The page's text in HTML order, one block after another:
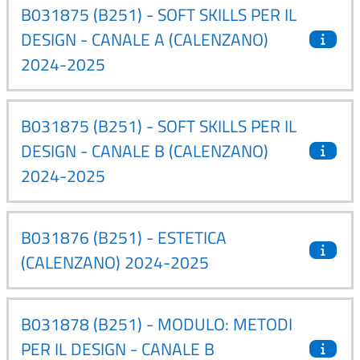
B031875 (B251) - SOFT SKILLS PER IL
DESIGN - CANALE A (CALENZANO)
2024-2025
B031875 (B251) - SOFT SKILLS PER IL
DESIGN - CANALE B (CALENZANO)
2024-2025
B031876 (B251) - ESTETICA
(CALENZANO) 2024-2025
B031878 (B251) - MODULO: METODI
PER IL DESIGN - CANALE B